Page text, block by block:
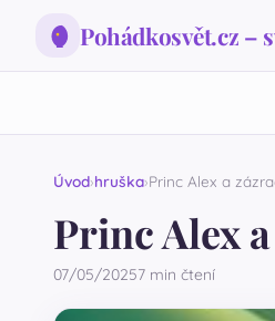
Pohádkosvět.cz –
Úvod hruška Princ Alex a
Princ Alex
07/05/20257 min čtení